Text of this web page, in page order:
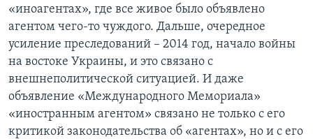
«иноагентах», где все живое было объявлено
агентом чего-то чуждого. Дальше, очередное
усиление преследований – 2014 год, начало войны
на востоке Украины, и это связано с
внешнеполитической ситуацией. И даже
объявление «Международного Мемориала»
«иностранным агентом» связано не только с его
критикой законодательства об «агентах», но и с его